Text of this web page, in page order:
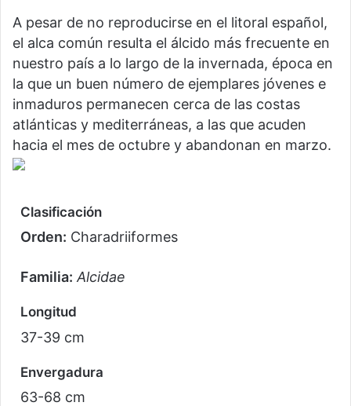
A pesar de no reproducirse en el litoral español,
el alca común resulta el álcido más frecuente en
nuestro país a lo largo de la invernada, época en
la que un buen número de ejemplares jóvenes e
inmaduros permanecen cerca de las costas
atlánticas y mediterráneas, a las que acuden
hacia el mes de octubre y abandonan en marzo.
Clasificación
Orden: Charadriiformes
Familia: Alcidae
Longitud
37-39 cm
Envergadura
63-68 cm